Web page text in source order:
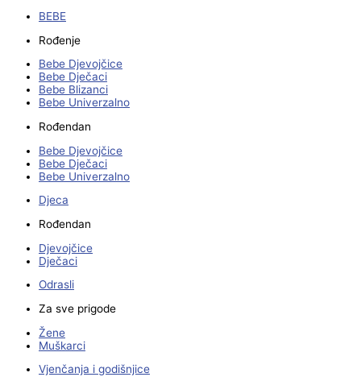
BEBE
Rođenje
Bebe Djevojčice
Bebe Dječaci
Bebe Blizanci
Bebe Univerzalno
Rođendan
Bebe Djevojčice
Bebe Dječaci
Bebe Univerzalno
Djeca
Rođendan
Djevojčice
Dječaci
Odrasli
Za sve prigode
Žene
Muškarci
Vjenčanja i godišnjice